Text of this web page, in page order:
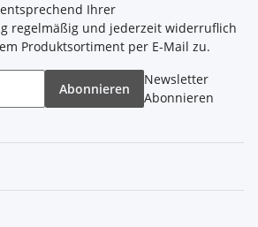
Ihrer
regelmäßig und jederzeit widerruflich
Produktsortiment per E-Mail zu.
Abonnieren
Newsletter
Abonnieren